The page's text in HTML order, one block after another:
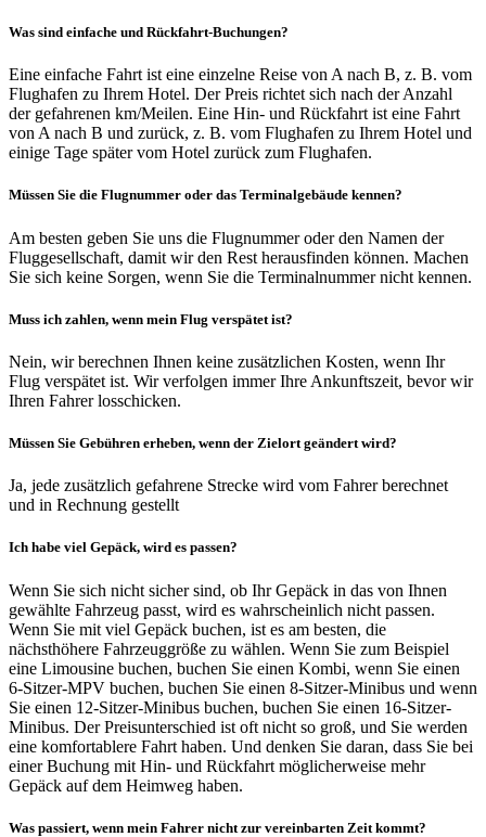
Was sind einfache und Rückfahrt-Buchungen?
Eine einfache Fahrt ist eine einzelne Reise von A nach B, z. B. vom
Flughafen zu Ihrem Hotel. Der Preis richtet sich nach der Anzahl
der gefahrenen km/Meilen. Eine Hin- und Rückfahrt ist eine Fahrt
von A nach B und zurück, z. B. vom Flughafen zu Ihrem Hotel und
einige Tage später vom Hotel zurück zum Flughafen.
Müssen Sie die Flugnummer oder das Terminalgebäude kennen?
Am besten geben Sie uns die Flugnummer oder den Namen der
Fluggesellschaft, damit wir den Rest herausfinden können. Machen
Sie sich keine Sorgen, wenn Sie die Terminalnummer nicht kennen.
Muss ich zahlen, wenn mein Flug verspätet ist?
Nein, wir berechnen Ihnen keine zusätzlichen Kosten, wenn Ihr
Flug verspätet ist. Wir verfolgen immer Ihre Ankunftszeit, bevor wir
Ihren Fahrer losschicken.
Müssen Sie Gebühren erheben, wenn der Zielort geändert wird?
Ja, jede zusätzlich gefahrene Strecke wird vom Fahrer berechnet
und in Rechnung gestellt
Ich habe viel Gepäck, wird es passen?
Wenn Sie sich nicht sicher sind, ob Ihr Gepäck in das von Ihnen
gewählte Fahrzeug passt, wird es wahrscheinlich nicht passen.
Wenn Sie mit viel Gepäck buchen, ist es am besten, die
nächsthöhere Fahrzeuggröße zu wählen. Wenn Sie zum Beispiel
eine Limousine buchen, buchen Sie einen Kombi, wenn Sie einen
6-Sitzer-MPV buchen, buchen Sie einen 8-Sitzer-Minibus und wenn
Sie einen 12-Sitzer-Minibus buchen, buchen Sie einen 16-Sitzer-
Minibus. Der Preisunterschied ist oft nicht so groß, und Sie werden
eine komfortablere Fahrt haben. Und denken Sie daran, dass Sie bei
einer Buchung mit Hin- und Rückfahrt möglicherweise mehr
Gepäck auf dem Heimweg haben.
Was passiert, wenn mein Fahrer nicht zur vereinbarten Zeit kommt?